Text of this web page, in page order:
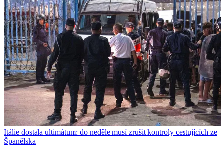
Itálie dostala ultimátum: do neděle musí zrušit kontroly cestujících ze
Španělska